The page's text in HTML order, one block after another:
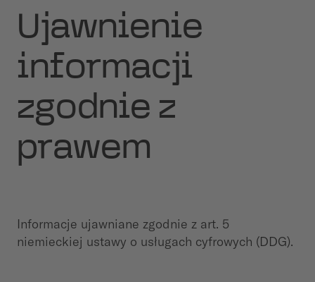
Ujawnienie
informacji
zgodnie z
prawem
Informacje ujawniane zgodnie z art. 5
niemieckiej ustawy o usługach cyfrowych (DDG).